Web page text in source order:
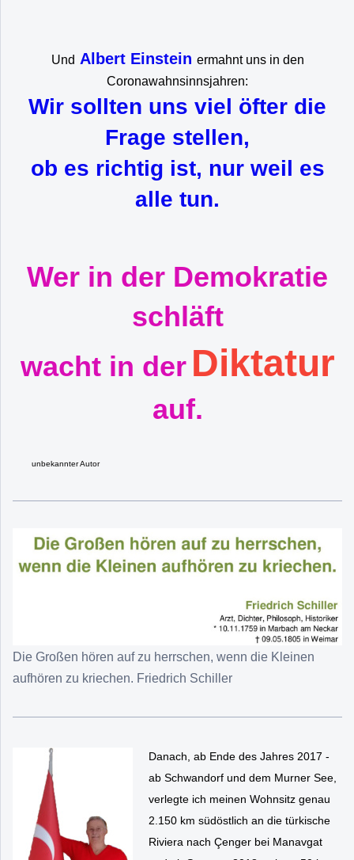
Und Albert Einstein ermahnt uns in den
Coronawahnsinnsjahren:
Wir sollten uns viel öfter die
Frage stellen,
ob es richtig ist, nur weil es
alle tun.
Wer in der Demokratie
schläft
wacht in der Diktatur
auf.
unbekannter Autor
Die Großen hören auf zu herrschen, wenn die Kleinen
aufhören zu kriechen. Friedrich Schiller
Danach, ab Ende des Jahres 2017 -
ab Schwandorf und dem Murner See,
verlegte ich meinen Wohnsitz genau
2.150 km südöstlich an die türkische
Riviera nach Çenger bei Manavgat